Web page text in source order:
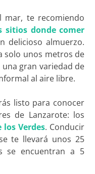
mar, te recomiendo
sitios donde comer
delicioso almuerzo.
solo unos metros de
una gran variedad de
al aire libre.
listo para conocer
de Lanzarote: los
los Verdes. Conducir
te llevará unos 25
se encuentran a 5